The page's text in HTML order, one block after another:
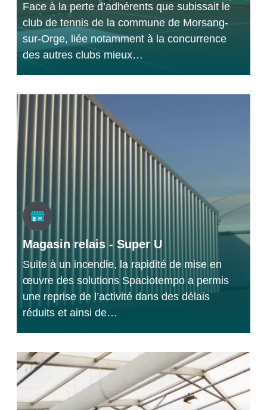
Face à la perte d’adhérents que subissait le
club de tennis de la commune de Morsang-
sur-Orge, liée notamment à la concurrence
des autres clubs mieux…
Magasin relais - Super U
Suite à un incendie, la rapidité de mise en
œuvre des solutions Spaciotempo a permis
une reprise de l’activité dans des délais
réduits et ainsi de…